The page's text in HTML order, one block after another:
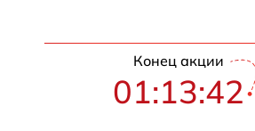
Конец акции
01:13:41